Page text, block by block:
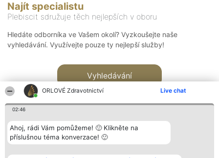
ORLOVÉ Zdravotnictví Live chat
02:46
Ahoj, rádi Vám pomůžeme! 🙂 Klikněte na
příslušnou téma konverzace! 🙂
Najít specialistu
Plebiscit sdružuje těch nejlepších v oboru
Hledáte odborníka ve Vašem okolí? Vyzkoušejte naše
vyhledávání. Využívejte pouze ty nejlepší služby!
Vyhledávání
Bright Side Solutions sp. z o. Vítězové Kontakt